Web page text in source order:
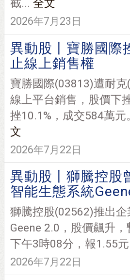
截... 全文
2026年7月23日
異動股丨寶勝國際
止線上銷售權
寶勝國際(03813)遭耐
線上平台銷售，股價下
挫10.1%，成交584萬
文
2026年7月22日
異動股丨獅騰控股
智能生態系統
獅騰控股(02562)推出
Geene 2.0，股價飆升
下午3時08分，報1.55
2026年7月22日